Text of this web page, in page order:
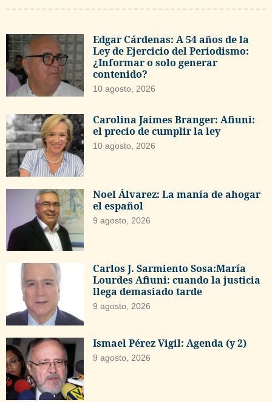
Edgar Cárdenas: A 54 años de la
Ley de Ejercicio del Periodismo:
¿Informar o solo generar
contenido?
10 agosto, 2026
Carolina Jaimes Branger: Afiuni:
el precio de cumplir la ley
10 agosto, 2026
Noel Álvarez: La manía de ahogar
el español
9 agosto, 2026
Carlos J. Sarmiento Sosa:María
Lourdes Afiuni: cuando la justicia
llega demasiado tarde
9 agosto, 2026
Ismael Pérez Vigil: Agenda (y 2)
9 agosto, 2026